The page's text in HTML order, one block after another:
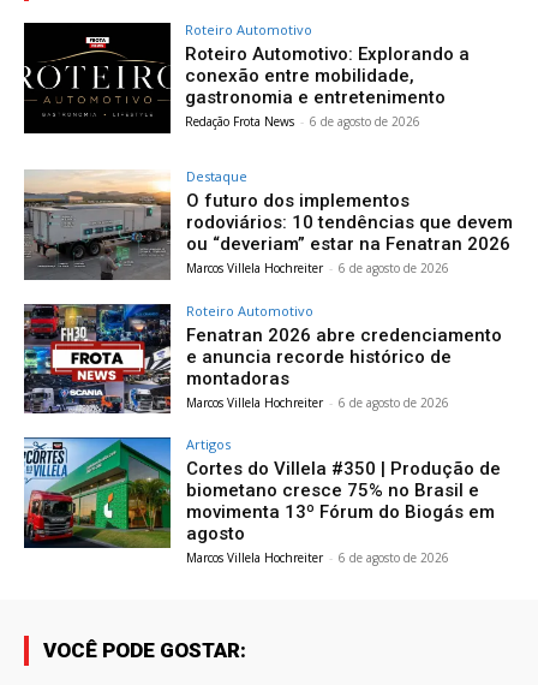
Roteiro Automotivo
Roteiro Automotivo: Explorando a
conexão entre mobilidade,
gastronomia e entretenimento
Redação Frota News - 6 de agosto de 2026
Destaque
O futuro dos implementos
rodoviários: 10 tendências que devem
ou “deveriam” estar na Fenatran 2026
Marcos Villela Hochreiter - 6 de agosto de 2026
Roteiro Automotivo
Fenatran 2026 abre credenciamento
e anuncia recorde histórico de
montadoras
Marcos Villela Hochreiter - 6 de agosto de 2026
Artigos
Cortes do Villela #350 | Produção de
biometano cresce 75% no Brasil e
movimenta 13º Fórum do Biogás em
agosto
Marcos Villela Hochreiter - 6 de agosto de 2026
VOCÊ PODE GOSTAR: